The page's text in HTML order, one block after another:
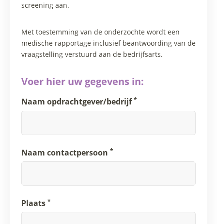
screening aan.
Met toestemming van de onderzochte wordt een
medische rapportage inclusief beantwoording van de
vraagstelling verstuurd aan de bedrijfsarts.
Voer hier uw gegevens in:
Naam opdrachtgever/bedrijf *
Naam contactpersoon *
Plaats *